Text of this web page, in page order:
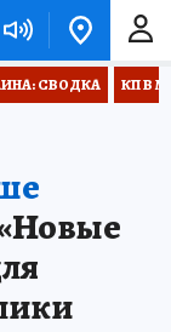
СВОДКА КП В